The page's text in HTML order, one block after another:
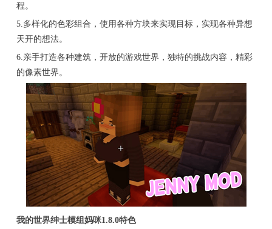
程。
5.多样化的色彩组合，使用各种方块来实现目标，实现各种异想
天开的想法。
6.亲手打造各种建筑，开放的游戏世界，独特的挑战内容，精彩
的像素世界。
我的世界绅士模组妈咪1.8.0特色